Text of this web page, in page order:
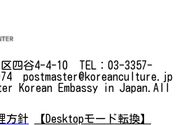
四谷4-4-10 TEL：03-3357-
postmaster@koreanculture.jp
Korean Embassy in Japan.All
方針
【Desktopモード転換】